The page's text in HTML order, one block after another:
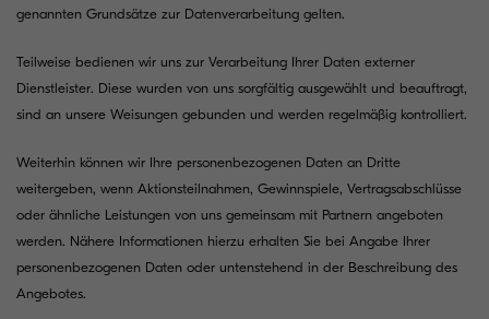
genannten Grundsätze zur Datenverarbeitung gelten.
Teilweise bedienen wir uns zur Verarbeitung Ihrer Daten externer
Dienstleister. Diese wurden von uns sorgfältig ausgewählt und beauftragt,
sind an unsere Weisungen gebunden und werden regelmäßig kontrolliert.
Weiterhin können wir Ihre personenbezogenen Daten an Dritte
weitergeben, wenn Aktionsteilnahmen, Gewinnspiele, Vertragsabschlüsse
oder ähnliche Leistungen von uns gemeinsam mit Partnern angeboten
werden. Nähere Informationen hierzu erhalten Sie bei Angabe Ihrer
personenbezogenen Daten oder untenstehend in der Beschreibung des
Angebotes.